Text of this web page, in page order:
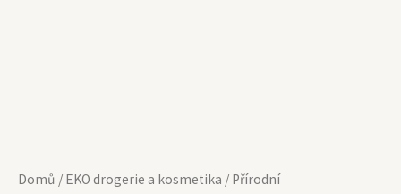
Domů / EKO drogerie a kosmetika / Přírodní